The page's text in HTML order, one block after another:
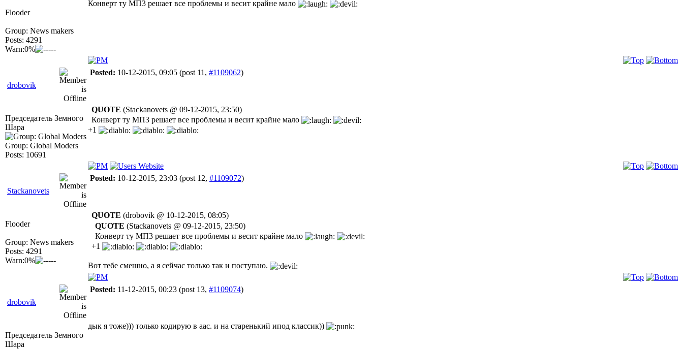
Flooder
Group: News makers
Posts: 4291
Warn:0%
Конверт ту МП3 решает все проблемы и весит крайне мало
drobovik
Posted: 10-12-2015, 09:05 (post 11, #1109062)
Председатель Земного
Шара
Group: Global Moders
Posts: 10691
QUOTE (Stackanovets @ 09-12-2015, 23:50)
Конверт ту МП3 решает все проблемы и весит крайне мало
+1
Stackanovets
Posted: 10-12-2015, 23:03 (post 12, #1109072)
Flooder
Group: News makers
Posts: 4291
Warn:0%
QUOTE (drobovik @ 10-12-2015, 08:05)
QUOTE (Stackanovets @ 09-12-2015, 23:50)
Конверт ту МП3 решает все проблемы и весит крайне мало
+1
Вот тебе смешно, а я сейчас только так и поступаю.
drobovik
Posted: 11-12-2015, 00:23 (post 13, #1109074)
Председатель Земного
Шара
дык я тоже))) только кодирую в аас. и на старенький ипод классик))